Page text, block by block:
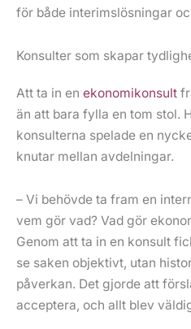
för både interimslösningar
Konsulter som skapar
Att ta in en ekonomikonsult
än att bara fylla en tom stol.
konsulterna spelade en
knutar mellan avdelningar.
– Vi behövde ta fram en
vem gör vad? Vad gör
Genom att ta in en konsult
se saken objektivt, utan
påverkan. Det gjorde att
acceptera, och allt blev